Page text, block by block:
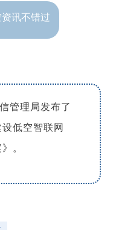
讯不错过
管理局发布了
低空智联网
。